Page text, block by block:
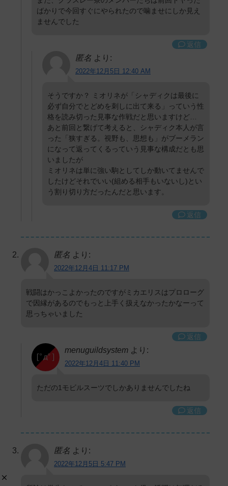
ばかりで今回すぐにやられたので噛ませにしか見え
ませんでした
返信
匿名 より:
2022年12月5日 12:40 AM
そうですか？ ミオリネが「シャディクは最後に
必ず自分でとどめを刺しに出て来る」っていう性
格を読み切った見事な作戦だと思いますけど…
あと前回と繋げて考えると、シャディク本人が言
った「狭すぎる。視野も、思想も」がブーメラン
になって返ってくるっていう見事な構成だとも思
いましたが
ミオリネは単に強い駒としてしか動いてませんで
したけどそれでいい(組める相手もいないし)とい
う割り切り方だったんだと思います。
返信
匿名 より:
2022年12月4日 11:17 PM
戦闘はかっこよかったのですがミカエリスはプロローグ
で因縁があるのでもっと上手く扱えなかったかなーって
思っちゃいました
返信
menuguildsystem より:
2022年12月4日 11:40 PM
ただの1モビルスーツでしかありませんでしたね
返信
匿名 より:
2022年12月5日 5:47 PM